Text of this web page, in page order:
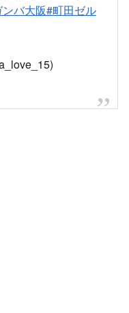
バ大阪#町田ゼル